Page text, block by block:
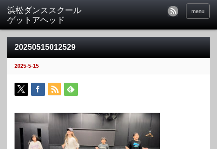
menu
20250515012529
2025-5-15